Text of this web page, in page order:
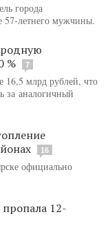
города
57-летнего мужчины.
%
7
16,5 млрд рублей, что
за аналогичный
16
официально
12-